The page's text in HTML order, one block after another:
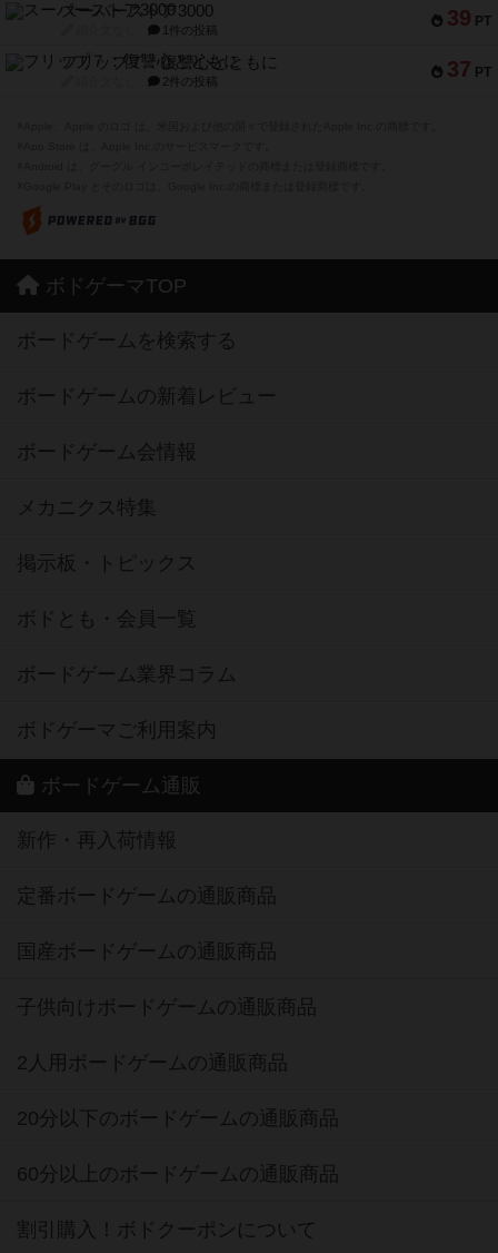
39 PT
スーパーストア3000
1件の投稿
37 PT
フリップ７：復讐心とともに
2件の投稿
ボドゲーマTOP
ボードゲームを検索する
ボードゲームの新着レビュー
ボードゲーム会情報
メカニクス特集
掲示板・トピックス
ボドとも・会員一覧
ボードゲーム業界コラム
ボドゲーマご利用案内
ボードゲーム通販
新作・再入荷情報
定番ボードゲームの通販商品
国産ボードゲームの通販商品
子供向けボードゲームの通販商品
2人用ボードゲームの通販商品
20分以下のボードゲームの通販商品
60分以上のボードゲームの通販商品
割引購入！ボドクーポンについて